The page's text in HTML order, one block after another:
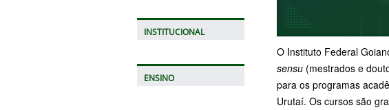
INSTITUCIONAL
ENSINO
O Instituto Federal
sensu (mestrados e
para os programas
Urutaí. Os cursos são